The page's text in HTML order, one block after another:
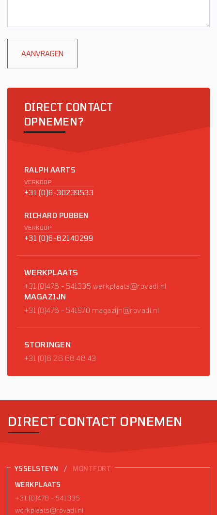
DIRECT CONTACT
OPNEMEN?
RALPH AARTS
VERKOOP
+31 (0)6-30239533
RICHARD PUBBEN
VERKOOP
+31 (0)6-82140299
WERKPLAATS
+31 (0)478 - 541335 werkplaats@rovadi.nl
MAGAZIJN
+31 (0)478 - 541970 magazijn@rovadi.nl
STORINGEN
+31 (0)6 26 68 48 43
DIRECT CONTACT OPNEMEN
YSSELSTEYN / MONTFORT
WERKPLAATS
+31 (0)478 - 541335
werkplaats@rovadi.nl